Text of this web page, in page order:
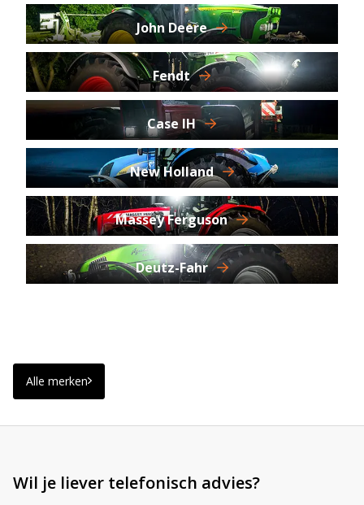
John Deere
Fendt
Case IH
New Holland
Massey Ferguson
Deutz-Fahr
Alle merken
Wil je liever telefonisch advies?